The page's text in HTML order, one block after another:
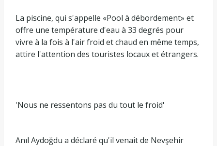
La piscine, qui s'appelle «Pool à débordement» et
offre une température d'eau à 33 degrés pour
vivre à la fois à l'air froid et chaud en même temps,
attire l'attention des touristes locaux et étrangers.
'Nous ne ressentons pas du tout le froid'
Anıl Aydoğdu a déclaré qu'il venait de Nevşehir